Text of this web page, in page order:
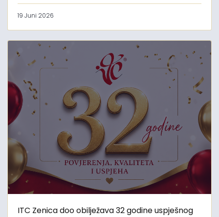
19 Juni 2026
ITC Zenica doo obilježava 32 godine uspješnog